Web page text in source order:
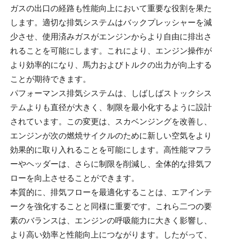
ガスの出口の経路も性能向上において重要な役割を果た
します。適切な排気システムはバックプレッシャーを減
少させ、使用済みガスがエンジンからより自由に排出さ
れることを可能にします。これにより、エンジン操作が
より効率的になり、馬力およびトルクの出力が向上する
ことが期待できます。
パフォーマンス排気システムは、しばしばストックシス
テムよりも直径が大きく、制限を最小化するように設計
されています。この変更は、スカベンジングを改善し、
エンジンが次の燃焼サイクルのために新しい空気をより
効果的に取り入れることを可能にします。高性能マフラ
ーやヘッダーは、さらに制限を削減し、全体的な排気フ
ローを向上させることができます。
本質的に、排気フローを最適化することは、エアインテ
ークを強化することと同様に重要です。これら二つの要
素のバランスは、エンジンの呼吸能力に大きく影響し、
より高い効率と性能向上につながります。したがって、